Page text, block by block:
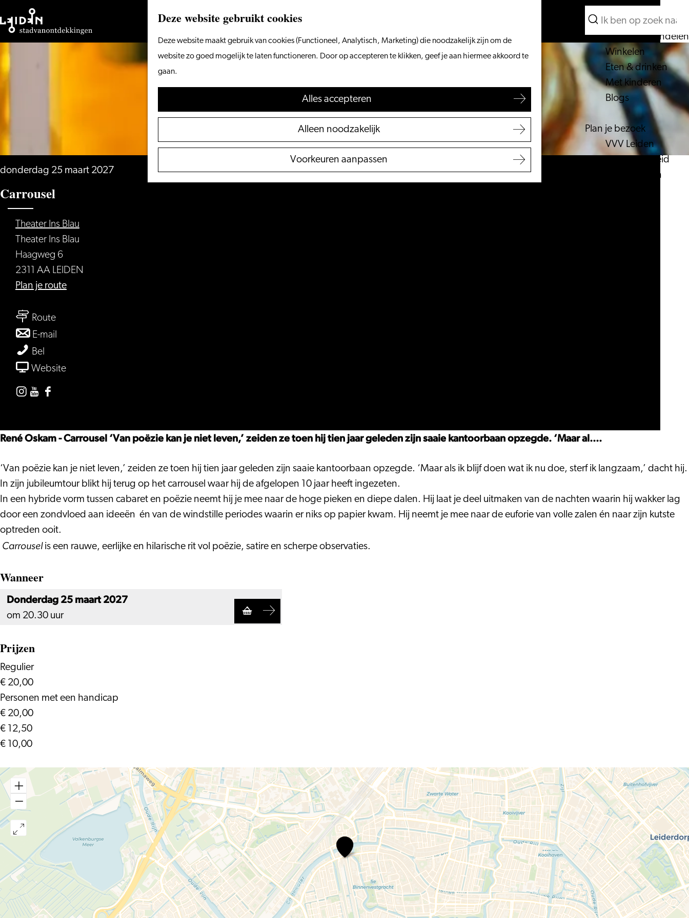
Deze website gebruikt cookies
Deze website maakt gebruik van cookies (Functioneel, Analytisch, Marketing) die noodzakelijk zijn om de
website zo goed mogelijk te laten functioneren. Door op accepteren te klikken, geef je aan hiermee akkoord te
gaan.
Alles accepteren
Alleen noodzakelijk
Voorkeuren aanpassen
Ga
naar
de
Menu
Zoeken
Wat te doen
Vanaf het water
Fietsen & wandelen
Winkelen
Eten & drinken
Met kinderen
Blogs
Plan je bezoek
VVV Leiden
Bereikbaarheid
Overnachten
Zoeken
donderdag 25 maart 2027
Carrousel
Theater Ins Blau
Theater Ins Blau
Haagweg 6
2311 AA LEIDEN
Plan je routenaar
Routenaar
Carrousel
E-mail
Bel
Websitevan
Instagram
Ins
Blau
Youtube
Ins
Blau
Facebook
Ins
Blau
René Oskam - Carrousel ‘Van poëzie kan je niet leven,’ zeiden ze toen hij tien jaar geleden zijn saaie kantoorbaan opzegde. ‘Maar al....
‘Van poëzie kan je niet leven,’ zeiden ze toen hij tien jaar geleden zijn saaie kantoorbaan opzegde. ‘Maar als ik blijf doen wat ik nu doe, sterf ik langzaam,’ dacht hij.
In zijn jubileumtour blikt hij terug op het carrousel waar hij de afgelopen 10 jaar heeft ingezeten.
In een hybride vorm tussen cabaret en poëzie neemt hij je mee naar de hoge pieken en diepe dalen. Hij laat je deel uitmaken van de nachten waarin hij wakker lag
door een zondvloed aan ideeën én van de windstille periodes waarin er niks op papier kwam. Hij neemt je mee naar de euforie van volle zalen én naar zijn kutste
optreden ooit.
Carrouselis een rauwe, eerlijke en hilarische rit vol poëzie, satire en scherpe observaties.
Wanneer
Donderdag 25 maart 2027
om 20.30 uur
Prijzen
Regulier
€ 20,00
Personen met een handicap
€ 20,00
€ 12,50
€ 10,00
Carrousel